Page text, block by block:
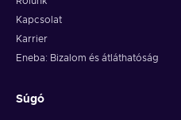
Kapcsolat
Karrier
Eneba: Bizalom és átláthatóság
Súgó